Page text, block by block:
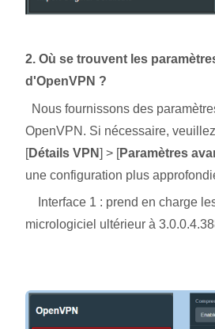
2. Où se trouvent les
d'OpenVPN ?
Nous fournissons des
OpenVPN. Si nécessaire,
[Détails VPN] > [Paramètres
une configuration plus
Interface 1 : prend en charge
micrologiciel ultérieur à